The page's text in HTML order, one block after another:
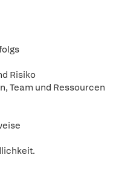
Risiko
Team und Ressourcen